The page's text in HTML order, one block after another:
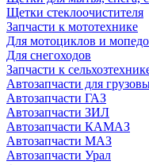
Щетки стеклоочистителя
Запчасти к мототехнике
Для мотоциклов и
Для снегоходов
Запчасти к
Автозапчасти для
Автозапчасти ГАЗ
Автозапчасти ЗИЛ
Автозапчасти КАМАЗ
Автозапчасти МАЗ
Автозапчасти Урал